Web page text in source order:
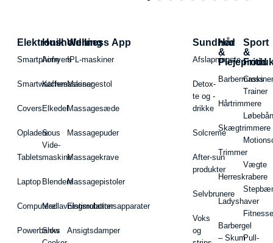
Elektronik
Smartphone
Smartwatches
Covers
Opladere
Tablets
Laptop
Computere
Powerbanks
Husholdning
Airfryers
Kaffemaskiner
Elkedel
Sous
Vide-
maskine
Blendere
Madlavningsrobotter
Slow
Wellness App
IPL-maskiner
Massagestol
Massagesæde
Massagepuder
Massagekrave
Massagepistoler
Elstimulationsapparater
Ansigtsdamper
Sundhed
Afslapningste
Detox-
te og -
drikke
Solcreme
After-sun
produkter
Selvbrunere
Voks
og
Hår
&
Hårtrimmere
Skægtrimmere
Trimmer
Herreskrabere
Ladyshaver
Barbergel
– Skum
Sport
&
Fritid
Cross
Trainer
Vægte
Pull-